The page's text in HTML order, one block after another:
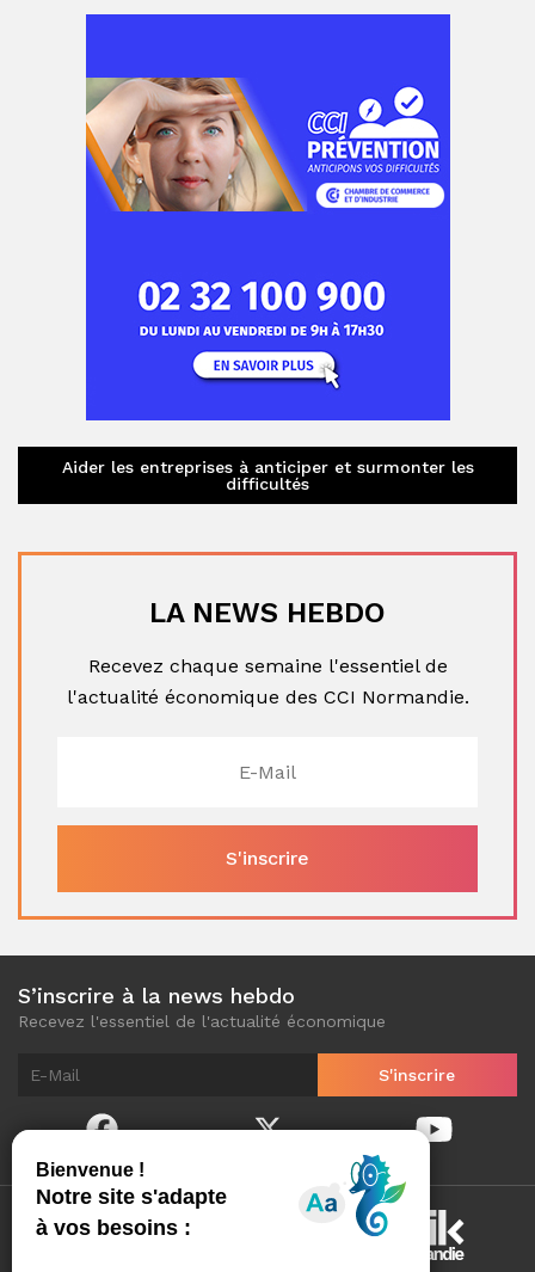
Aider les entreprises à anticiper et surmonter les
difficultés
LA NEWS HEBDO
Recevez chaque semaine l'essentiel de
l'actualité économique des CCI Normandie.
S’inscrire à la news hebdo
Recevez l'essentiel de l'actualité économique